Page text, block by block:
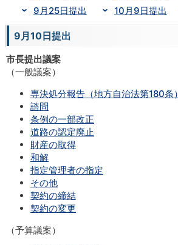
9月25日提出
10月9日提出
9月10日提出
市長提出議案
（一般議案）
専決処分報告（地方自治法第180条）
諮問
条例の一部改正
道路の認定廃止
財産の取得
和解
指定管理者の指定
その他
契約の締結
契約の変更
（予算議案）